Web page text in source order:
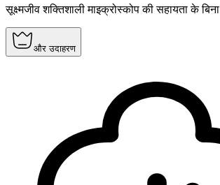
सूक्ष्मजीव शक्तिशाली माइक्रोस्कोप की सहायता के बिना
और उदाहरण